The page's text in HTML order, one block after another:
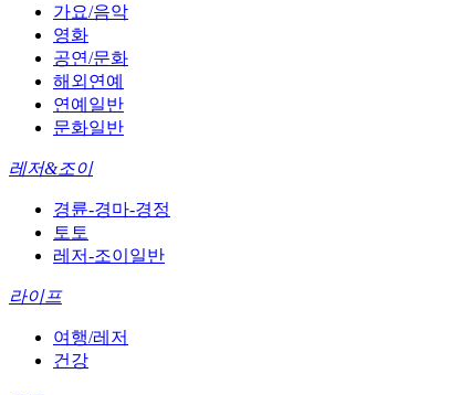
가요/음악
영화
공연/문화
해외연예
연예일반
문화일반
레저&조이
경륜-경마-경정
토토
레저-조이일반
라이프
여행/레저
건강